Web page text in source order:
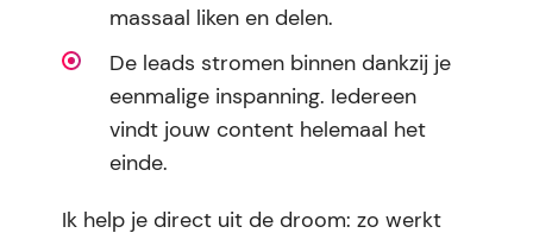
massaal liken en delen.
De leads stromen binnen dankzij je
eenmalige inspanning. Iedereen
vindt jouw content helemaal het
einde.
Ik help je direct uit de droom: zo werkt